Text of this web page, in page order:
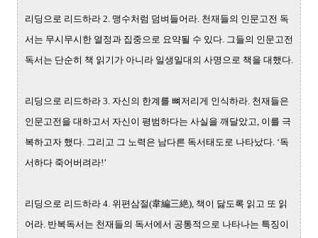
리딩으로 리드하라 2. 맹수처럼 덤벼들어라. 천재들의 인문고전 독
서는 무시무시한 열정과 집중으로 요약될 수 있다. 그들의 인문고전
독서는 단순히 책 읽기가 아니라 일생일대의 사명으로 책을 대했다.
리딩으로 리드하라 3. 자신의 한계를 뼈저리게 인식하라. 천재들은
인문고전을 대하고서 자신이 평범하다는 사실을 깨달았고, 이를 극
복하고자 했다. 그리고 그 노력은 남다른 독서태도로 나타났다. ‘독
서하다 죽어버려라!’
리딩으로 리드하라 4. 위편삼절(韋編三絶), 책이 닳도록 읽고 또 읽
어라. 반복독서는 천재들의 독서에서 공통적으로 나타나는 특징이